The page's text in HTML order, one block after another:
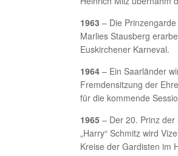
1963 – Die
Marlies Stausberg
Euskirchener Karneval.
1964 – Ein Saarländer
Fremdensitzung der
für die kommende
1965 – Der 20. Prinz
„Harry“ Schmitz wird
Kreise der Gardisten im